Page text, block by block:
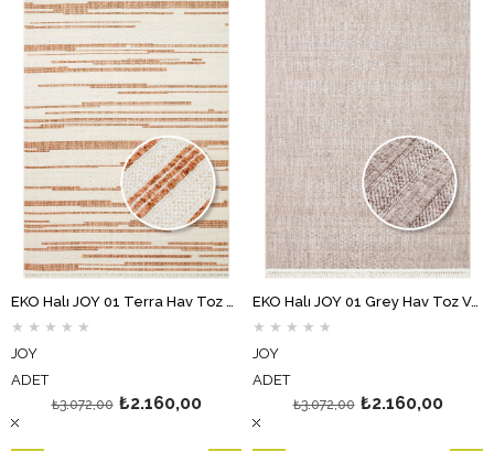
★ ★ ★ ★ ★
JOY
ADET
₺2.160,00
₺3.072,00
EKO Halı JOY 01 Grey Hav Toz Vermeyen Etnik Desenli Halı
★ ★ ★ ★ ★
JOY
ADET
₺2.160,00
₺3.072,00